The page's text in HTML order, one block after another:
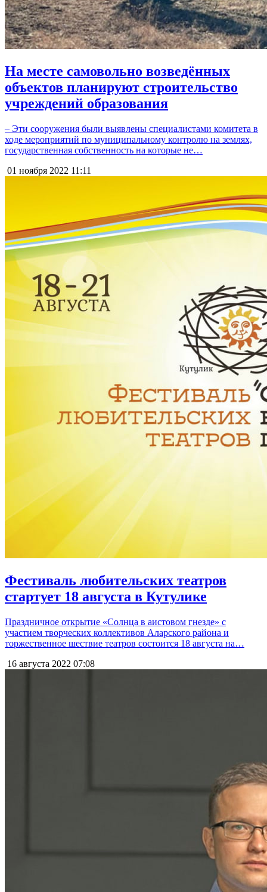
На месте самовольно возведённых
объектов планируют строительство
учреждений образования
– Эти сооружения были выявлены специалистами комитета в
ходе мероприятий по муниципальному контролю на землях,
государственная собственность на которые не…
01 ноября 2022 11:11
Фестиваль любительских театров
стартует 18 августа в Кутулике
Праздничное открытие «Солнца в аистовом гнезде» с
участием творческих коллективов Аларского района и
торжественное шествие театров состоится 18 августа на…
16 августа 2022 07:08